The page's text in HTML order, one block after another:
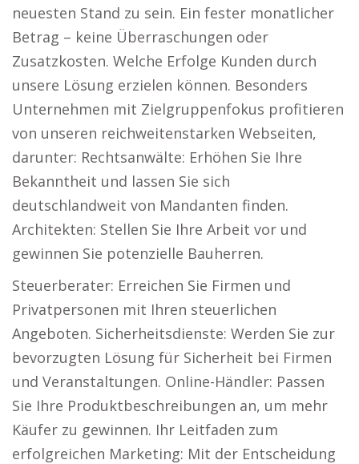
neuesten Stand zu sein. Ein fester monatlicher
Betrag – keine Überraschungen oder
Zusatzkosten. Welche Erfolge Kunden durch
unsere Lösung erzielen können. Besonders
Unternehmen mit Zielgruppenfokus profitieren
von unseren reichweitenstarken Webseiten,
darunter: Rechtsanwälte: Erhöhen Sie Ihre
Bekanntheit und lassen Sie sich
deutschlandweit von Mandanten finden.
Architekten: Stellen Sie Ihre Arbeit vor und
gewinnen Sie potenzielle Bauherren.
Steuerberater: Erreichen Sie Firmen und
Privatpersonen mit Ihren steuerlichen
Angeboten. Sicherheitsdienste: Werden Sie zur
bevorzugten Lösung für Sicherheit bei Firmen
und Veranstaltungen. Online-Händler: Passen
Sie Ihre Produktbeschreibungen an, um mehr
Käufer zu gewinnen. Ihr Leitfaden zum
erfolgreichen Marketing: Mit der Entscheidung